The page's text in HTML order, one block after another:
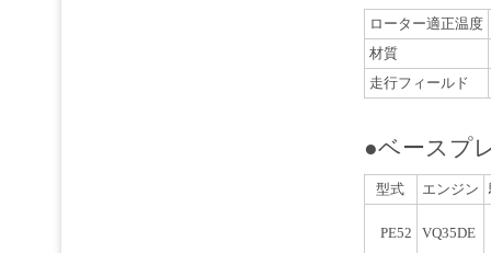
ローター適正温度
材質
走行フィールド
●ベースプ
型式 エンジン
PE52 VQ35DE